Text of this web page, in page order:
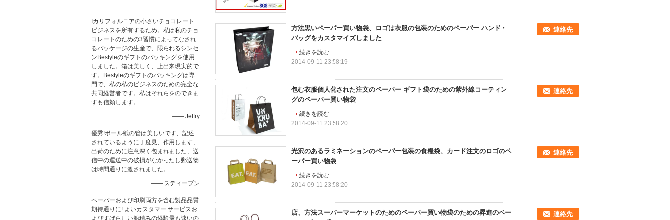
Iカリフォルニアの小さいチョコレート
ビジネスを所有するため。私は私のチョ
コレートのための3習慣によってなされ
るパッケージの生産で、限られるシンセ
ンBestyleのギフトのパッキングを使用
しました。箱は美しく、上出来現実的で
す。Bestyleのギフトのパッキングは専
門で、私の私のビジネスのための完全な
共同経営者です。私はそれらをのできま
すも信頼します。
—— Jeffry
優秀!ボール紙の管は美しいです、記述
されているように丁度見、作用します、
出荷のために注意深く包まれました、送
信中の運送中の破損がなかったし郵送物
は時間通りに渡されました。
—— スティーブン
ペーパーおよび印刷両方を含む製品品質
期待通りに! よいカスタマー サービスお
よびすばらしい船積みの経験最も速いの
方法黒いペーパー買い物袋、ロゴは衣服の包装のためのペーパー ハンド・
バッグをカスタマイズしました
連絡先
続きを読む
2014-09-11 23:58:19
包む衣服個人化された注文のペーパー ギフト袋のための紫外線コーティン
グのペーパー買い物袋
連絡先
続きを読む
2014-09-11 23:58:20
光沢のあるラミネーションのペーパー包装の食糧袋、カード注文のロゴのペ
ーパー買い物袋
連絡先
続きを読む
2014-09-11 23:58:20
店、方法スーパーマーケットのためのペーパー買い物袋のための昇進のペー
連絡先